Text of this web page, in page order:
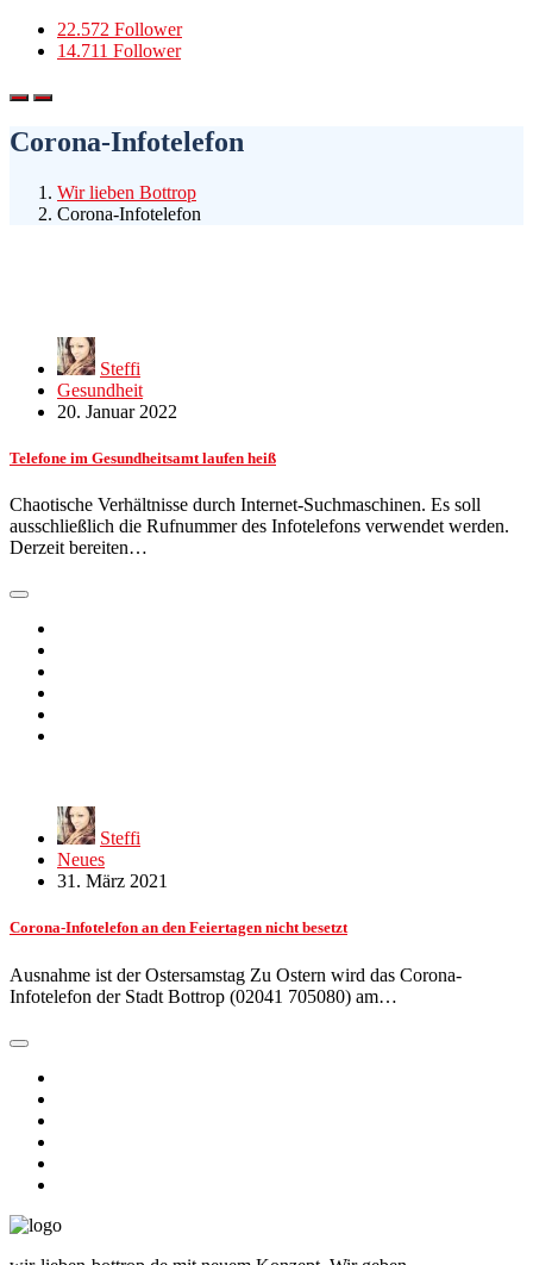
22.572 Follower
14.711 Follower
Corona-Infotelefon
Wir lieben Bottrop
Corona-Infotelefon
Steffi
Gesundheit
20. Januar 2022
Telefone im Gesundheitsamt laufen heiß
Chaotische Verhältnisse durch Internet-Suchmaschinen. Es soll
ausschließlich die Rufnummer des Infotelefons verwendet werden.
Derzeit bereiten…
Steffi
Neues
31. März 2021
Corona-Infotelefon an den Feiertagen nicht besetzt
Ausnahme ist der Ostersamstag Zu Ostern wird das Corona-
Infotelefon der Stadt Bottrop (02041 705080) am…